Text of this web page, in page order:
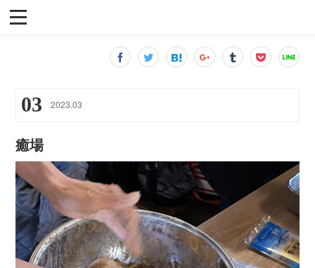
03 2023.03
癒場